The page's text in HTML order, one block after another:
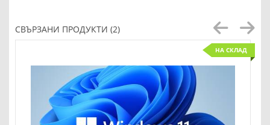
СВЪРЗАНИ ПРОДУКТИ (2)
НА СКЛАД